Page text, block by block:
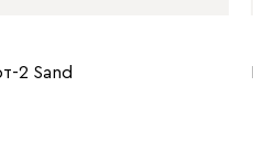
2 Sand